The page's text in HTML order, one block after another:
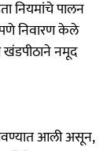
नियमांचे पालन
निवारण केले
खंडपीठाने नमूद
आली असून,